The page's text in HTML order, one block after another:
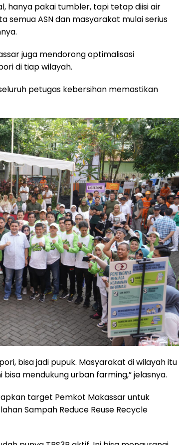
hanya pakai tumbler, tapi tetap diisi air
semua ASN dan masyarakat mulai serius
juga mendorong optimalisasi
di tiap wilayah.
petugas kebersihan memastikan
bisa jadi pupuk. Masyarakat di wilayah itu
mendukung urban farming,” jelasnya.
target Pemkot Makassar untuk
Sampah Reduce Reuse Recycle